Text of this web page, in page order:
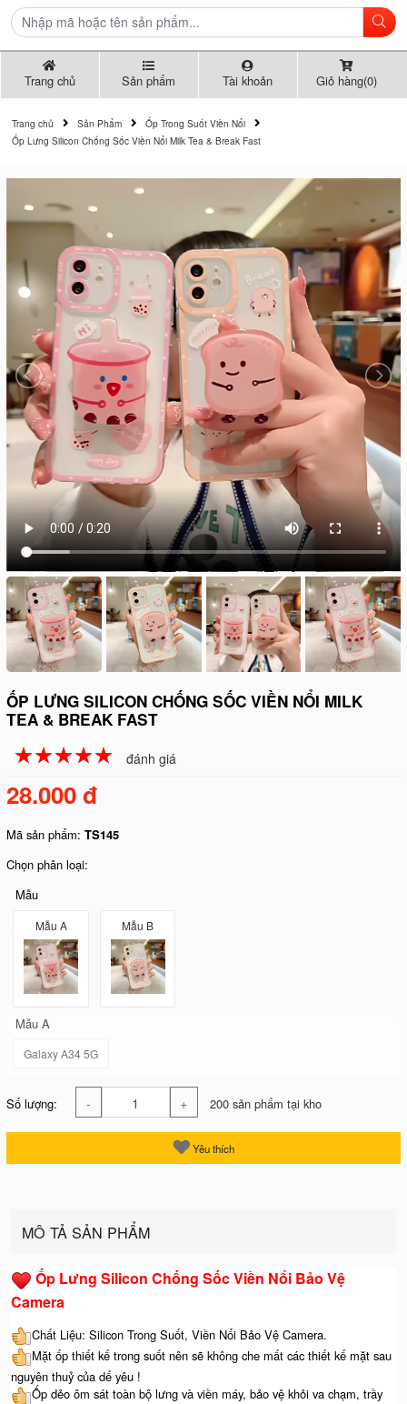
Trang chủ Sản phẩm Tài khoản Giỏ hàng(0)
Trang chủ Sản Phẩm
Ốp Trong Suốt Viền Nổi
Ốp Lưng Silicon Chống Sốc Viền Nổi Milk Tea & Break Fast
ỐP LƯNG SILICON CHỐNG SỐC VIỀN NỔI MILK
TEA & BREAK FAST
☆☆☆☆☆
★★★★★ đánh giá
28.000 đ
Mã sản phẩm:TS145
Chọn phân loại:
Mẫu
Mẫu A Mẫu B
Mẫu A
Galaxy A34 5G
Số lượng: - + 200 sản phẩm tại kho
Yêu thích
MÔ TẢ SẢN PHẨM
Ốp Lưng Silicon Chống Sốc Viền Nổi Bảo Vệ
Camera
Chất Liệu: Silicon Trong Suốt, Viền Nổi Bảo Vệ Camera.
Mặt ốp thiết kế trong suốt nên sẽ không che mất các thiết kế mặt sau
nguyên thuỷ của dế yêu !
Ốp dẻo ôm sát toàn bộ lưng và viền máy, bảo vệ khỏi va chạm, trầy